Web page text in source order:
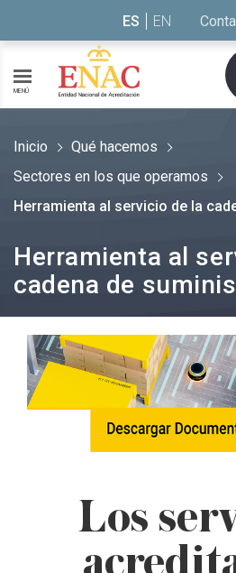
ES EN
MENÚ
Inicio
Qué hacemos
Sectores en los que operamos
Herramienta al servicio de la
Herramienta al
cadena de